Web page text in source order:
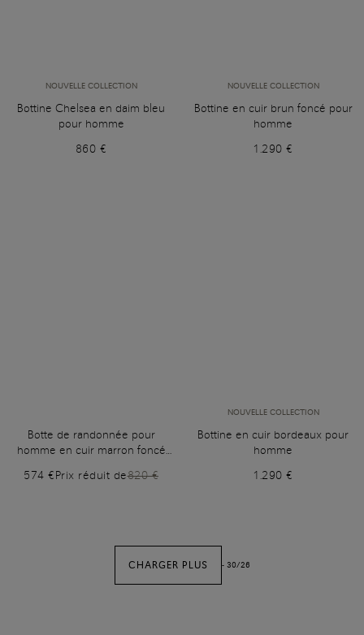
NOUVELLE COLLECTION
Bottine Chelsea en daim bleu
pour homme
860 €
NOUVELLE COLLECTION
Bottine en cuir brun foncé pour
homme
1.290 €
Botte de randonnée pour
homme en cuir marron foncé
574 €Prix réduit de820 €
NOUVELLE COLLECTION
Bottine en cuir bordeaux pour
homme
1.290 €
CHARGER PLUS - 30/26